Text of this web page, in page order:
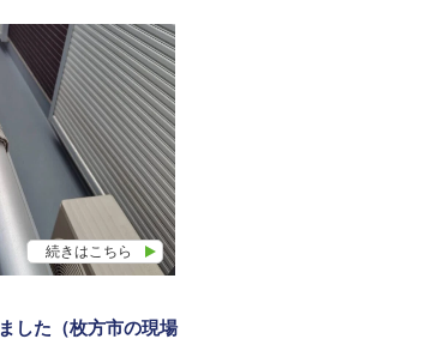
続きはこちら
した（枚方市の現場